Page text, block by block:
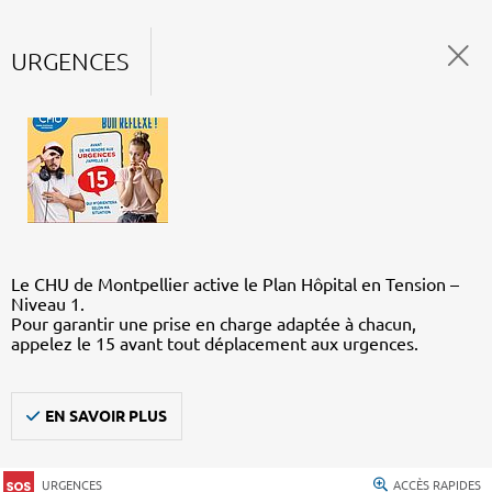
URGENCES
Le CHU de Montpellier active le Plan Hôpital en Tension –
Niveau 1.
Pour garantir une prise en charge adaptée à chacun,
appelez le 15 avant tout déplacement aux urgences.
EN SAVOIR PLUS
URGENCES ACCÈS RAPIDES